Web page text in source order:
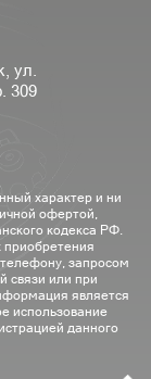
ул.
309
характер и ни
офертой,
кодекса РФ.
запросом
связи или при
является
использование
данного